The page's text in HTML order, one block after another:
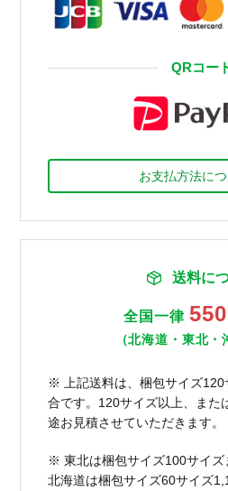
QRコー
お支払方法に
送料に
全国一律 550
（北海道・東北・
※ 上記送料は、梱包サイズ
合です。120サイズ以上、また
途お見積させていただきます。
※ 東北は梱包サイズ100サイズ
北海道は梱包サイズ60サイズ